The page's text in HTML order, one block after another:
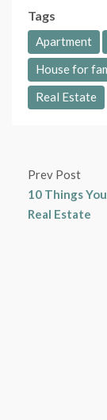
Tags
Apartment
House for
Real Estate
Prev Post
10 Things
Real Estate